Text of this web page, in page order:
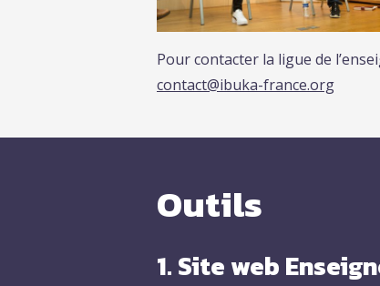
Pour contacter la ligue de
contact@ibuka-france.org
Outils
1. Site web